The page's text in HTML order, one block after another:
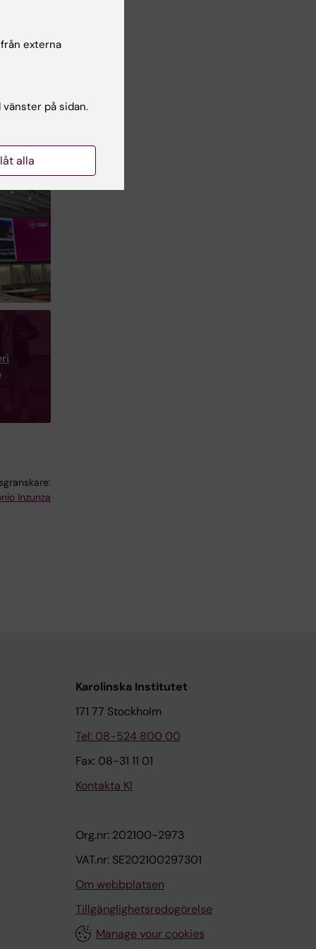
Inzunza
Karolinska Institutet
171 77 Stockholm
Tel: 08-524 800 00
Fax: 08-31 11 01
Kontakta KI
Org.nr: 202100-2973
VAT.nr: SE202100297301
Om webbplatsen
Tillgänglighetsredogörelse
Manage your cookies
externa
på sidan.
alla